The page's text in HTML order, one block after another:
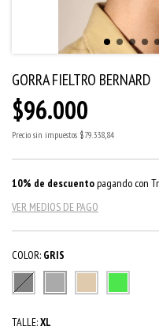
GORRA FIELTRO BERNARD
$96.000
Precio sin impuestos $79.338,84
10% de descuentopagando con
VER MEDIOS DE PAGO
COLOR: GRIS
TALLE:XL